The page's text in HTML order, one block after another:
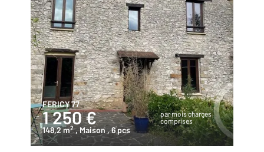
FERICY 77
1 250 €
par mois charges
comprises
148,2 m2 , Maison, 6 pcs